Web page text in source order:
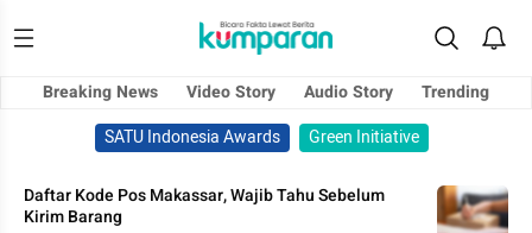
Breaking News Video Story Audio Story
Trending
SATU Indonesia Awards
Green Initiative
Daftar Kode Pos Makassar, Wajib Tahu Sebelum
Kirim Barang